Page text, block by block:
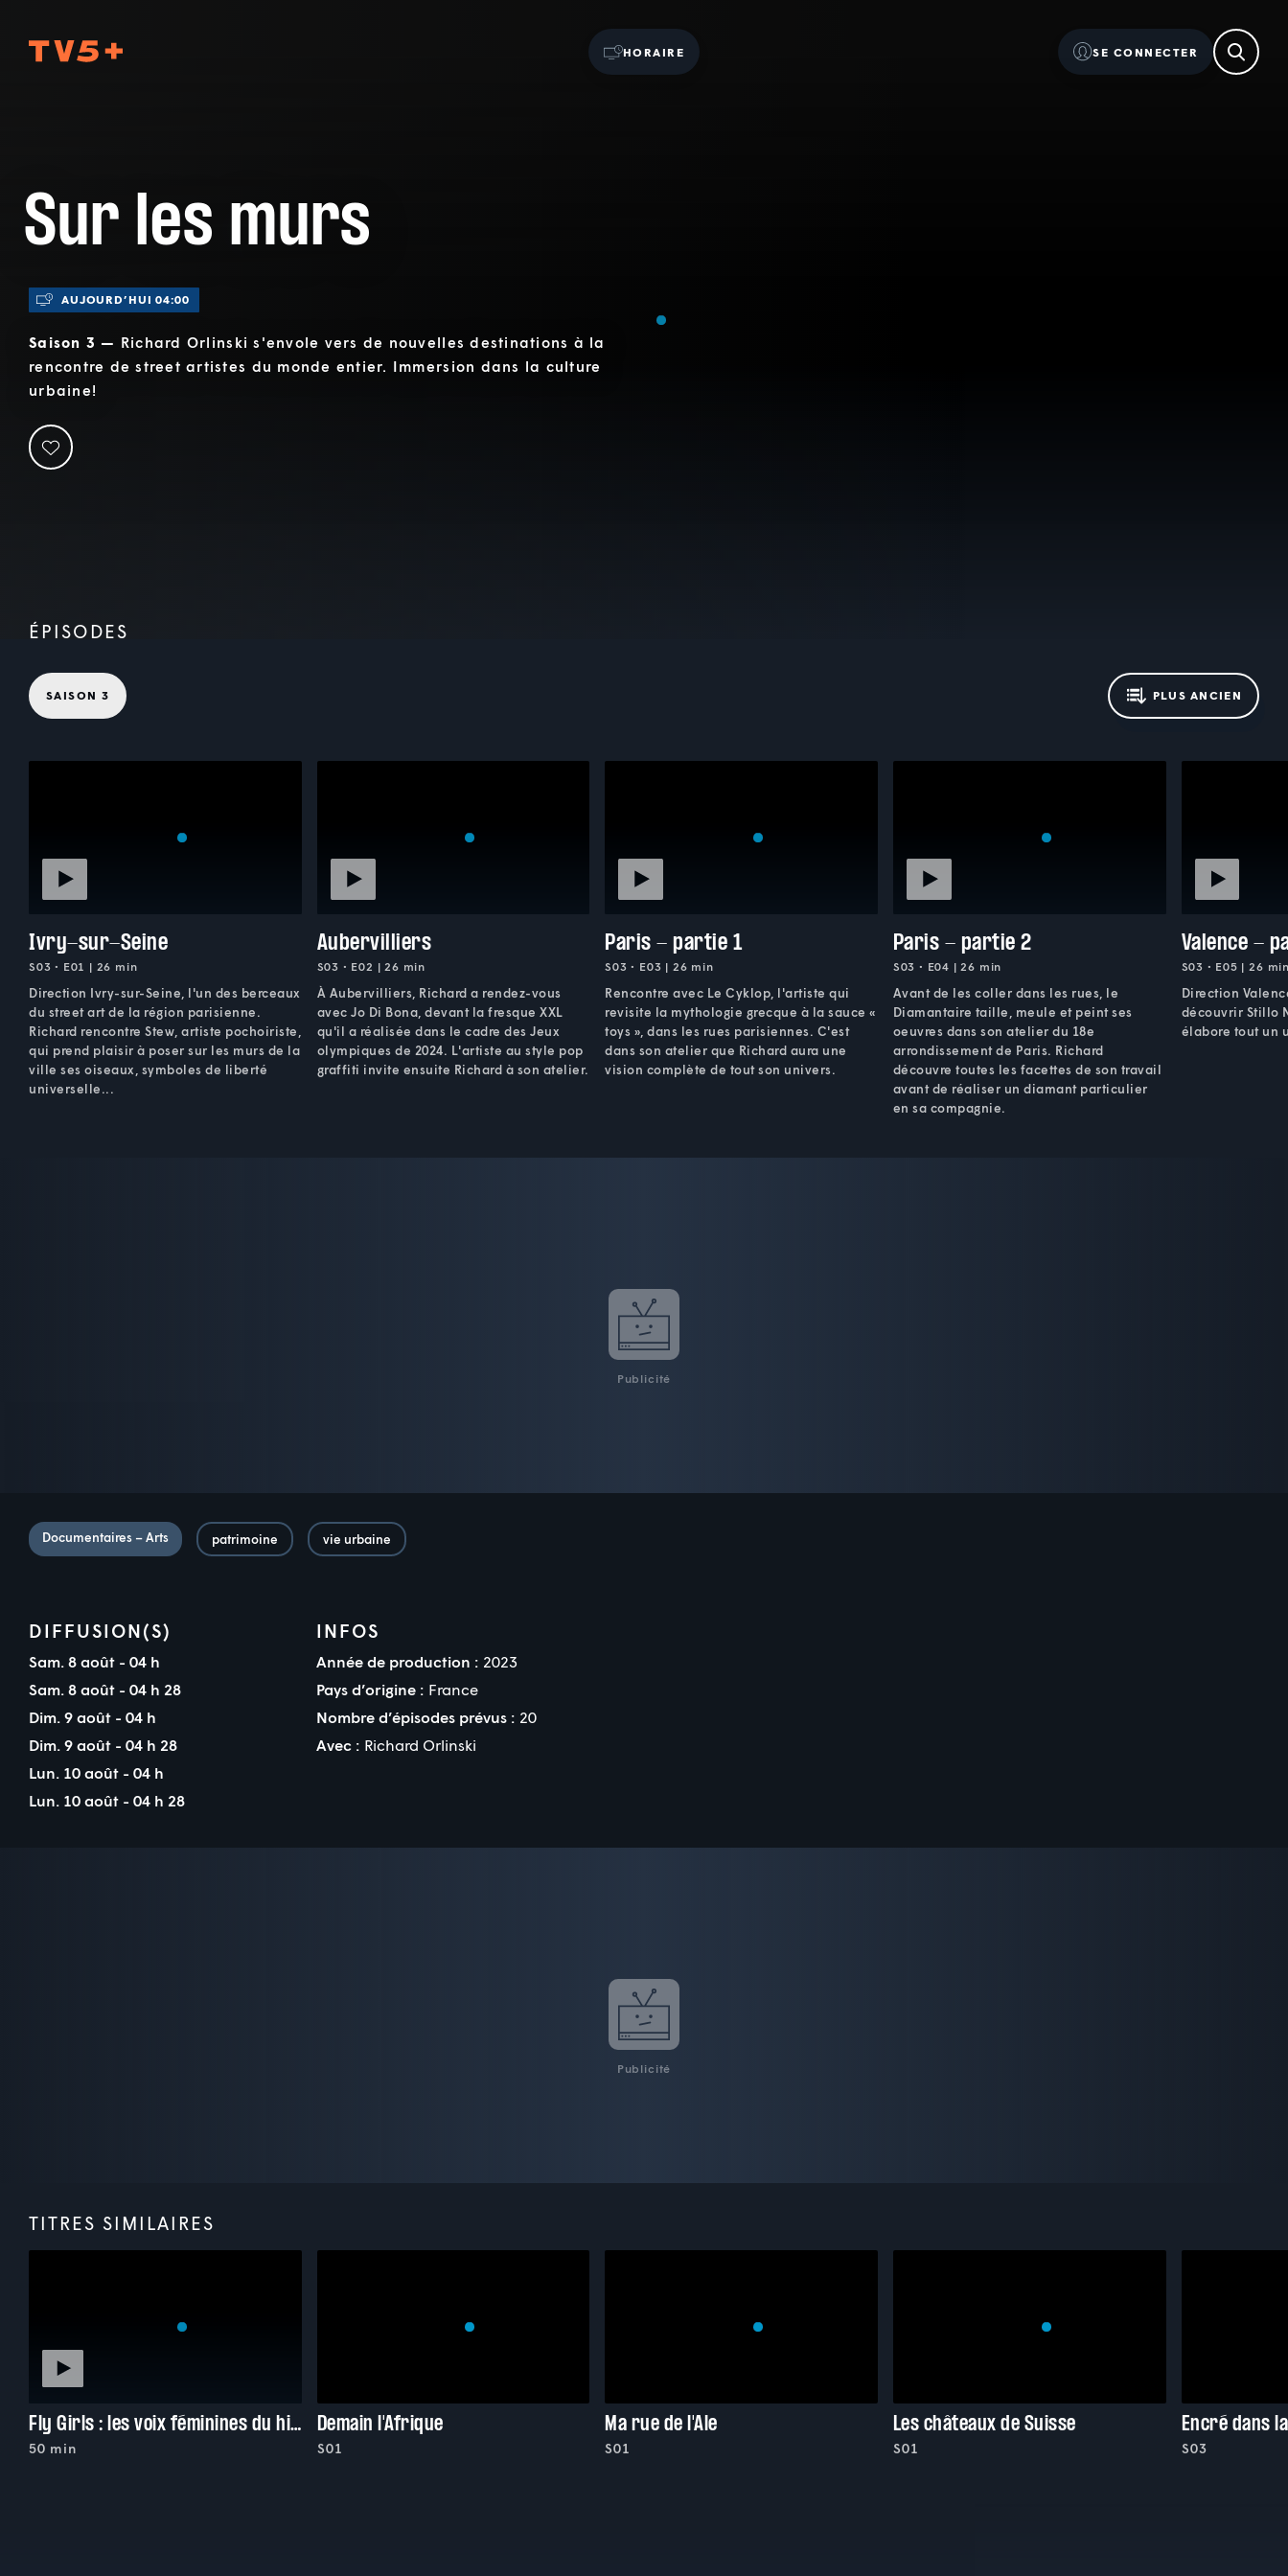
HORAIRE SE CONNECTER
Sur les murs
AUJOURD’HUI 04:00
Saison 3 — Richard Orlinski s'envole vers de nouvelles destinations à la
rencontre de street artistes du monde entier. Immersion dans la culture
urbaine!
ÉPISODES
SAISON 3 PLUS ANCIEN
Ivry-sur-Seine
S03 • E01 | 26 min
Direction Ivry-sur-Seine, l'un des berceaux
du street art de la région parisienne.
Richard rencontre Stew, artiste pochoiriste,
qui prend plaisir à poser sur les murs de la
ville ses oiseaux, symboles de liberté
universelle...
Aubervilliers
S03 • E02 | 26 min
À Aubervilliers, Richard a rendez-vous
avec Jo Di Bona, devant la fresque XXL
qu'il a réalisée dans le cadre des Jeux
olympiques de 2024. L'artiste au style pop
graffiti invite ensuite Richard à son atelier.
Paris - partie 1
S03 • E03 | 26 min
Rencontre avec Le Cyklop, l'artiste qui
revisite la mythologie grecque à la sauce «
toys », dans les rues parisiennes. C'est
dans son atelier que Richard aura une
vision complète de tout son univers.
Paris - partie 2
S03 • E04 | 26 min
Avant de les coller dans les rues, le
Diamantaire taille, meule et peint ses
oeuvres dans son atelier du 18e
arrondissement de Paris. Richard
découvre toutes les facettes de son travail
avant de réaliser un diamant particulier
en sa compagnie.
Valence -
S03 • E05 | 26
Direction
découvrir Stillo
élabore tout un
Publicité
Documentaires – Arts patrimoine vie urbaine
DIFFUSION(S)
Sam. 8 août - 04 h
Sam. 8 août - 04 h 28
Dim. 9 août - 04 h
Dim. 9 août - 04 h 28
Lun. 10 août - 04 h
Lun. 10 août - 04 h 28
INFOS
Année de production : 2023
Pays d’origine : France
Nombre d’épisodes prévus : 20
Avec : Richard Orlinski
Publicité
TITRES SIMILAIRES
Fly Girls : les voix féminines du hip-hop en Suisse
50 min
Demain l'Afrique
S01
Ma rue de l'Ale
S01
Les châteaux de Suisse
S01
Encré dans
S03